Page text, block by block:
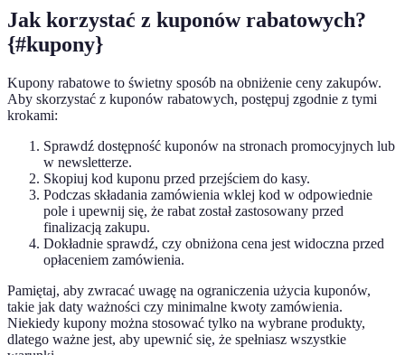
Jak korzystać z kuponów rabatowych?
{#kupony}
Kupony rabatowe to świetny sposób na obniżenie ceny zakupów.
Aby skorzystać z kuponów rabatowych, postępuj zgodnie z tymi
krokami:
Sprawdź dostępność kuponów na stronach promocyjnych lub
w newsletterze.
Skopiuj kod kuponu przed przejściem do kasy.
Podczas składania zamówienia wklej kod w odpowiednie
pole i upewnij się, że rabat został zastosowany przed
finalizacją zakupu.
Dokładnie sprawdź, czy obniżona cena jest widoczna przed
opłaceniem zamówienia.
Pamiętaj, aby zwracać uwagę na ograniczenia użycia kuponów,
takie jak daty ważności czy minimalne kwoty zamówienia.
Niekiedy kupony można stosować tylko na wybrane produkty,
dlatego ważne jest, aby upewnić się, że spełniasz wszystkie